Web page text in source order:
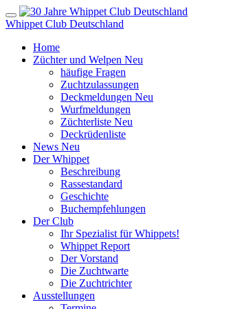
Whippet Club Deutschland
Home
Züchter und Welpen Neu
häufige Fragen
Zuchtzulassungen
Deckmeldungen Neu
Wurfmeldungen
Züchterliste Neu
Deckrüdenliste
News Neu
Der Whippet
Beschreibung
Rassestandard
Geschichte
Buchempfehlungen
Der Club
Ihr Spezialist für Whippets!
Whippet Report
Der Vorstand
Die Zuchtwarte
Die Zuchtrichter
Ausstellungen